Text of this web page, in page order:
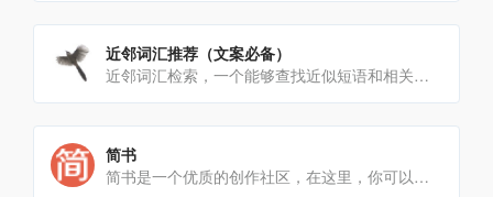
近邻词汇推荐（文案必备）
近邻词汇检索，一个能够查找近似短语和相关术语的工具。支持检索成语、诗歌流行语。多种姿势夸人、写文助手、文案灵感[…]
简书
简书是一个优质的创作社区，在这里，你可以任性地创作，一篇短文、一张照片、一首诗、一幅画……我们相信，每个人都是[…]